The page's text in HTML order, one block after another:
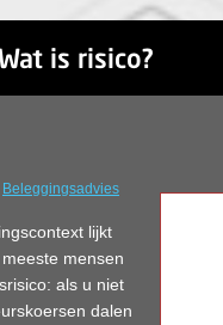
is risico?
Beleggingsadvies
lijkt
mensen
als u niet
dalen